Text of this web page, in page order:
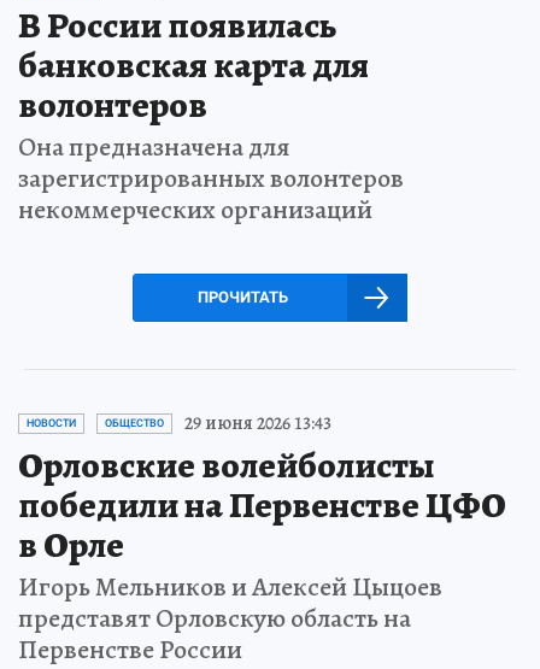
В России появилась
банковская карта для
волонтеров
Она предназначена для
зарегистрированных волонтеров
некоммерческих организаций
ПРОЧИТАТЬ
НОВОСТИ ОБЩЕСТВО 29 июня 2026 13:43
Орловские волейболисты
победили на Первенстве ЦФО
в Орле
Игорь Мельников и Алексей Цыцоев
представят Орловскую область на
Первенстве России